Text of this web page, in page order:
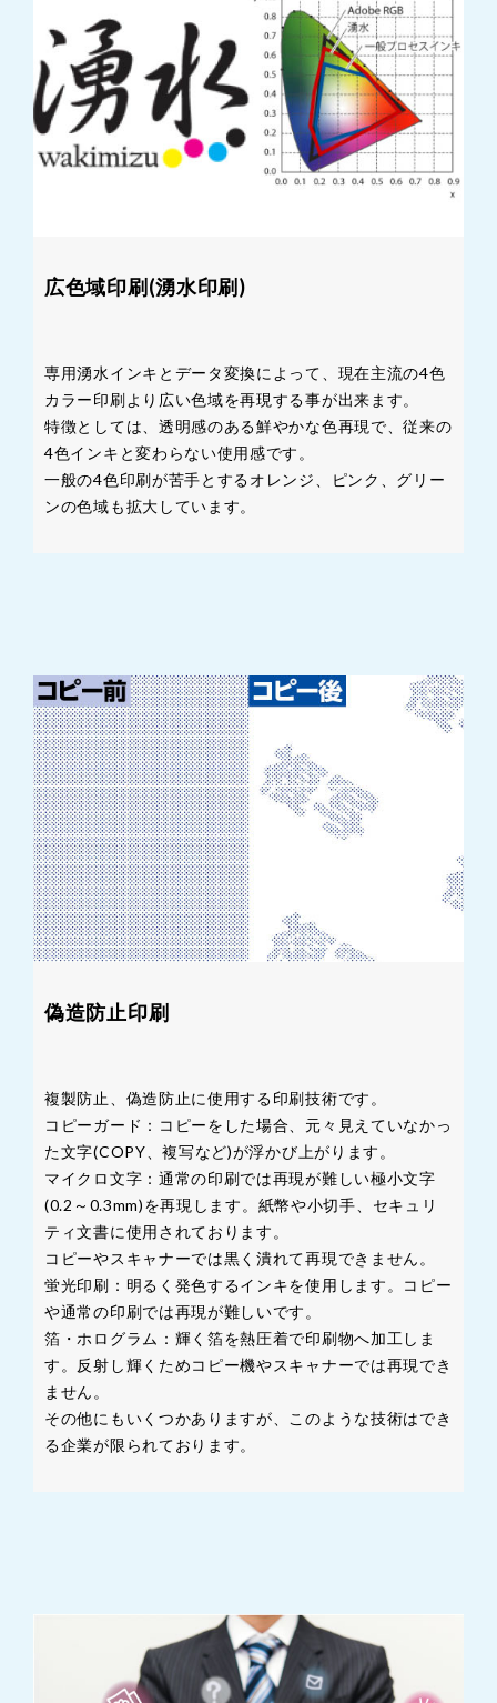
広色域印刷(湧水印刷)
専用湧水インキとデータ変換によって、現在主流の4色
カラー印刷より広い色域を再現する事が出来ます。
特徴としては、透明感のある鮮やかな色再現で、従来の
4色インキと変わらない使用感です。
一般の4色印刷が苦手とするオレンジ、ピンク、グリー
ンの色域も拡大しています。
偽造防止印刷
複製防止、偽造防止に使用する印刷技術です。
コピーガード：コピーをした場合、元々見えていなかっ
た文字(COPY、複写など)が浮かび上がります。
マイクロ文字：通常の印刷では再現が難しい極小文字
(0.2～0.3mm)を再現します。紙幣や小切手、セキュリ
ティ文書に使用されております。
コピーやスキャナーでは黒く潰れて再現できません。
蛍光印刷：明るく発色するインキを使用します。コピー
や通常の印刷では再現が難しいです。
箔・ホログラム：輝く箔を熱圧着で印刷物へ加工しま
す。反射し輝くためコピー機やスキャナーでは再現でき
ません。
その他にもいくつかありますが、このような技術はでき
る企業が限られております。